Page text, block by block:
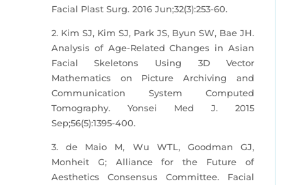
Facial Plast Surg. 2016 Jun;32(3):253-60.
2. Kim SJ, Kim SJ, Park JS, Byun SW, Bae JH.
Analysis of Age-Related Changes in Asian
Facial Skeletons Using 3D Vector
Mathematics on Picture Archiving and
Communication System Computed
Tomography. Yonsei Med J. 2015
Sep;56(5):1395-400.
3. de Maio M, Wu WTL, Goodman GJ,
Monheit G; Alliance for the Future of
Aesthetics Consensus Committee. Facial